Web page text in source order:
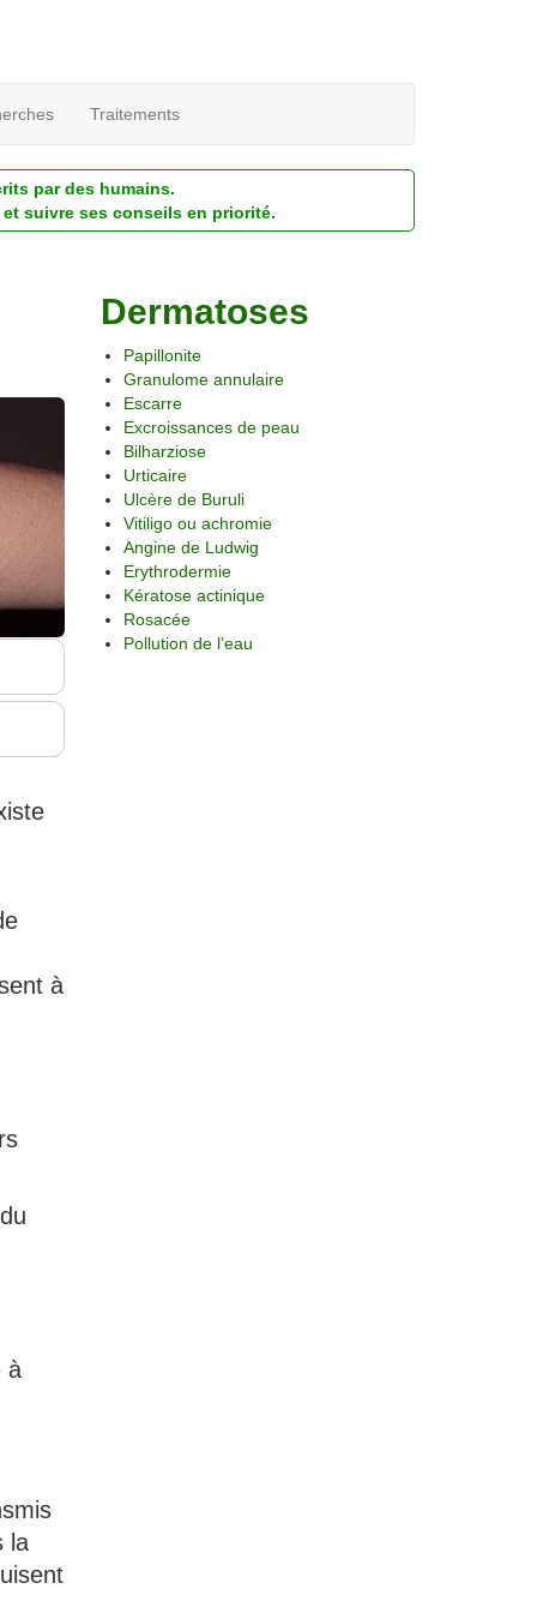
Traitements
par des humains.
suivre ses conseils en priorité.
à
à
la
Dermatoses
Papillonite
Granulome annulaire
Escarre
Excroissances de peau
Bilharziose
Urticaire
Ulcère de Buruli
Vitiligo ou achromie
Angine de Ludwig
Erythrodermie
Kératose actinique
Rosacée
Pollution de l’eau